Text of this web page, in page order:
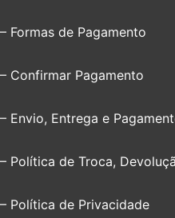
– Formas de Pagamento
– Confirmar Pagamento
– Envio, Entrega e
– Política de Troca,
– Política de Privacidade